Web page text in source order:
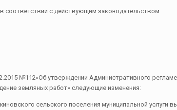
соответствии с действующим законодательством
№112«Об утверждении Административного
земляных работ» следующие изменения:
сельского поселения муниципальной услуги